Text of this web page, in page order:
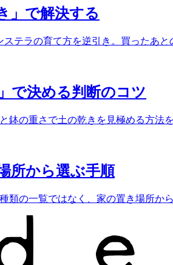
」で解決する
テラの育て方を逆引き。買ったあ
で決める判断のコツ
の重さで土の乾きを見極める方法
所から選ぶ手順
の一覧ではなく、家の置き場所か